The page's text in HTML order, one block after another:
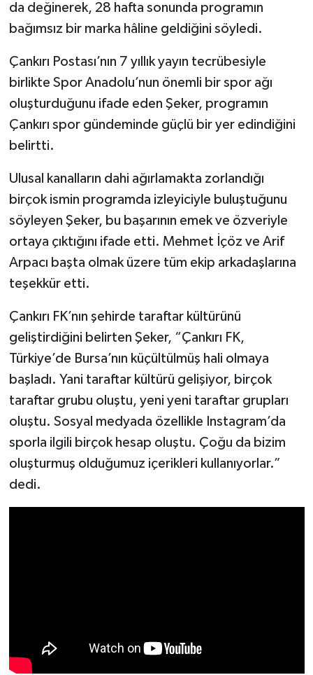
da değinerek, 28 hafta sonunda programın
bağımsız bir marka hâline geldiğini söyledi.
Çankırı Postası’nın 7 yıllık yayın tecrübesiyle
birlikte Spor Anadolu’nun önemli bir spor ağı
oluşturduğunu ifade eden Şeker, programın
Çankırı spor gündeminde güçlü bir yer edindiğini
belirtti.
Ulusal kanalların dahi ağırlamakta zorlandığı
birçok ismin programda izleyiciyle buluştuğunu
söyleyen Şeker, bu başarının emek ve özveriyle
ortaya çıktığını ifade etti. Mehmet İçöz ve Arif
Arpacı başta olmak üzere tüm ekip arkadaşlarına
teşekkür etti.
Çankırı FK’nın şehirde taraftar kültürünü
geliştirdiğini belirten Şeker, “Çankırı FK,
Türkiye’de Bursa’nın küçültülmüş hali olmaya
başladı. Yani taraftar kültürü gelişiyor, birçok
taraftar grubu oluştu, yeni yeni taraftar grupları
oluştu. Sosyal medyada özellikle Instagram’da
sporla ilgili birçok hesap oluştu. Çoğu da bizim
oluşturmuş olduğumuz içerikleri kullanıyorlar.”
dedi.